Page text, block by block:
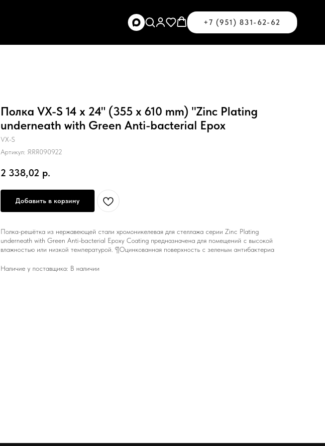
+7 (951) 831-62-62
Полка VX-S 14 х 24" (355 х 610 mm) "Zinc Plating
underneath with Green Anti-bacterial Epox
VX-S
Артикул: ЯЯЯ090922
2 338,02 р.
Добавить в корзину
Полка-решётка из нержавеющей стали хромоникелевая для стеллажа серии Zinc Plating
underneath with Green Anti-bacterial Epoxy Coating предназначена для помещений с высокой
влажностью или низкой температурой. ¶Оцинкованная поверхность с зеленым антибактериа
Наличие у поставщика: В наличии